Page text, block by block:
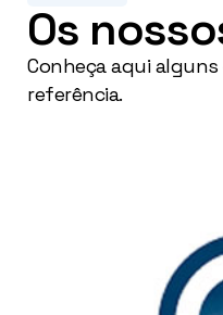
Os
Conheça aqui
referência.